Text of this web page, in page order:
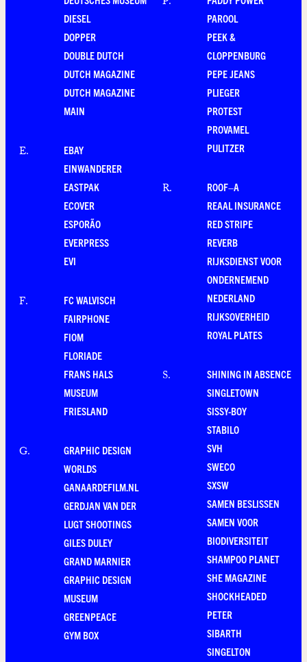
DIESEL
DOPPER
DOUBLE DUTCH
DUTCH MAGAZINE
DUTCH MAGAZINE
MAIN
E.
EBAY
EINWANDERER
EASTPAK
ECOVER
ESPORÃO
EVERPRESS
EVI
F.
FC WALVISCH
FAIRPHONE
FIOM
FLORIADE
FRANS HALS
MUSEUM
FRIESLAND
G.
GRAPHIC DESIGN
WORLDS
GANAARDEFILM.NL
GERDJAN VAN DER
LUGT SHOOTINGS
GILES DULEY
GRAND MARNIER
GRAPHIC DESIGN
MUSEUM
GREENPEACE
GYM BOX
PAROOL
PEEK &
CLOPPENBURG
PEPE JEANS
PLIEGER
PROTEST
PROVAMEL
PULITZER
R.
ROOF–A
REAAL INSURANCE
RED STRIPE
REVERB
RIJKSDIENST VOOR
ONDERNEMEND
NEDERLAND
RIJKSOVERHEID
ROYAL PLATES
S.
SHINING IN ABSENCE
SINGLETOWN
SISSY-BOY
STABILO
SVH
SWECO
SXSW
SAMEN BESLISSEN
SAMEN VOOR
BIODIVERSITEIT
SHAMPOO PLANET
SHE MAGAZINE
SHOCKHEADED
PETER
SIBARTH
SINGELTON